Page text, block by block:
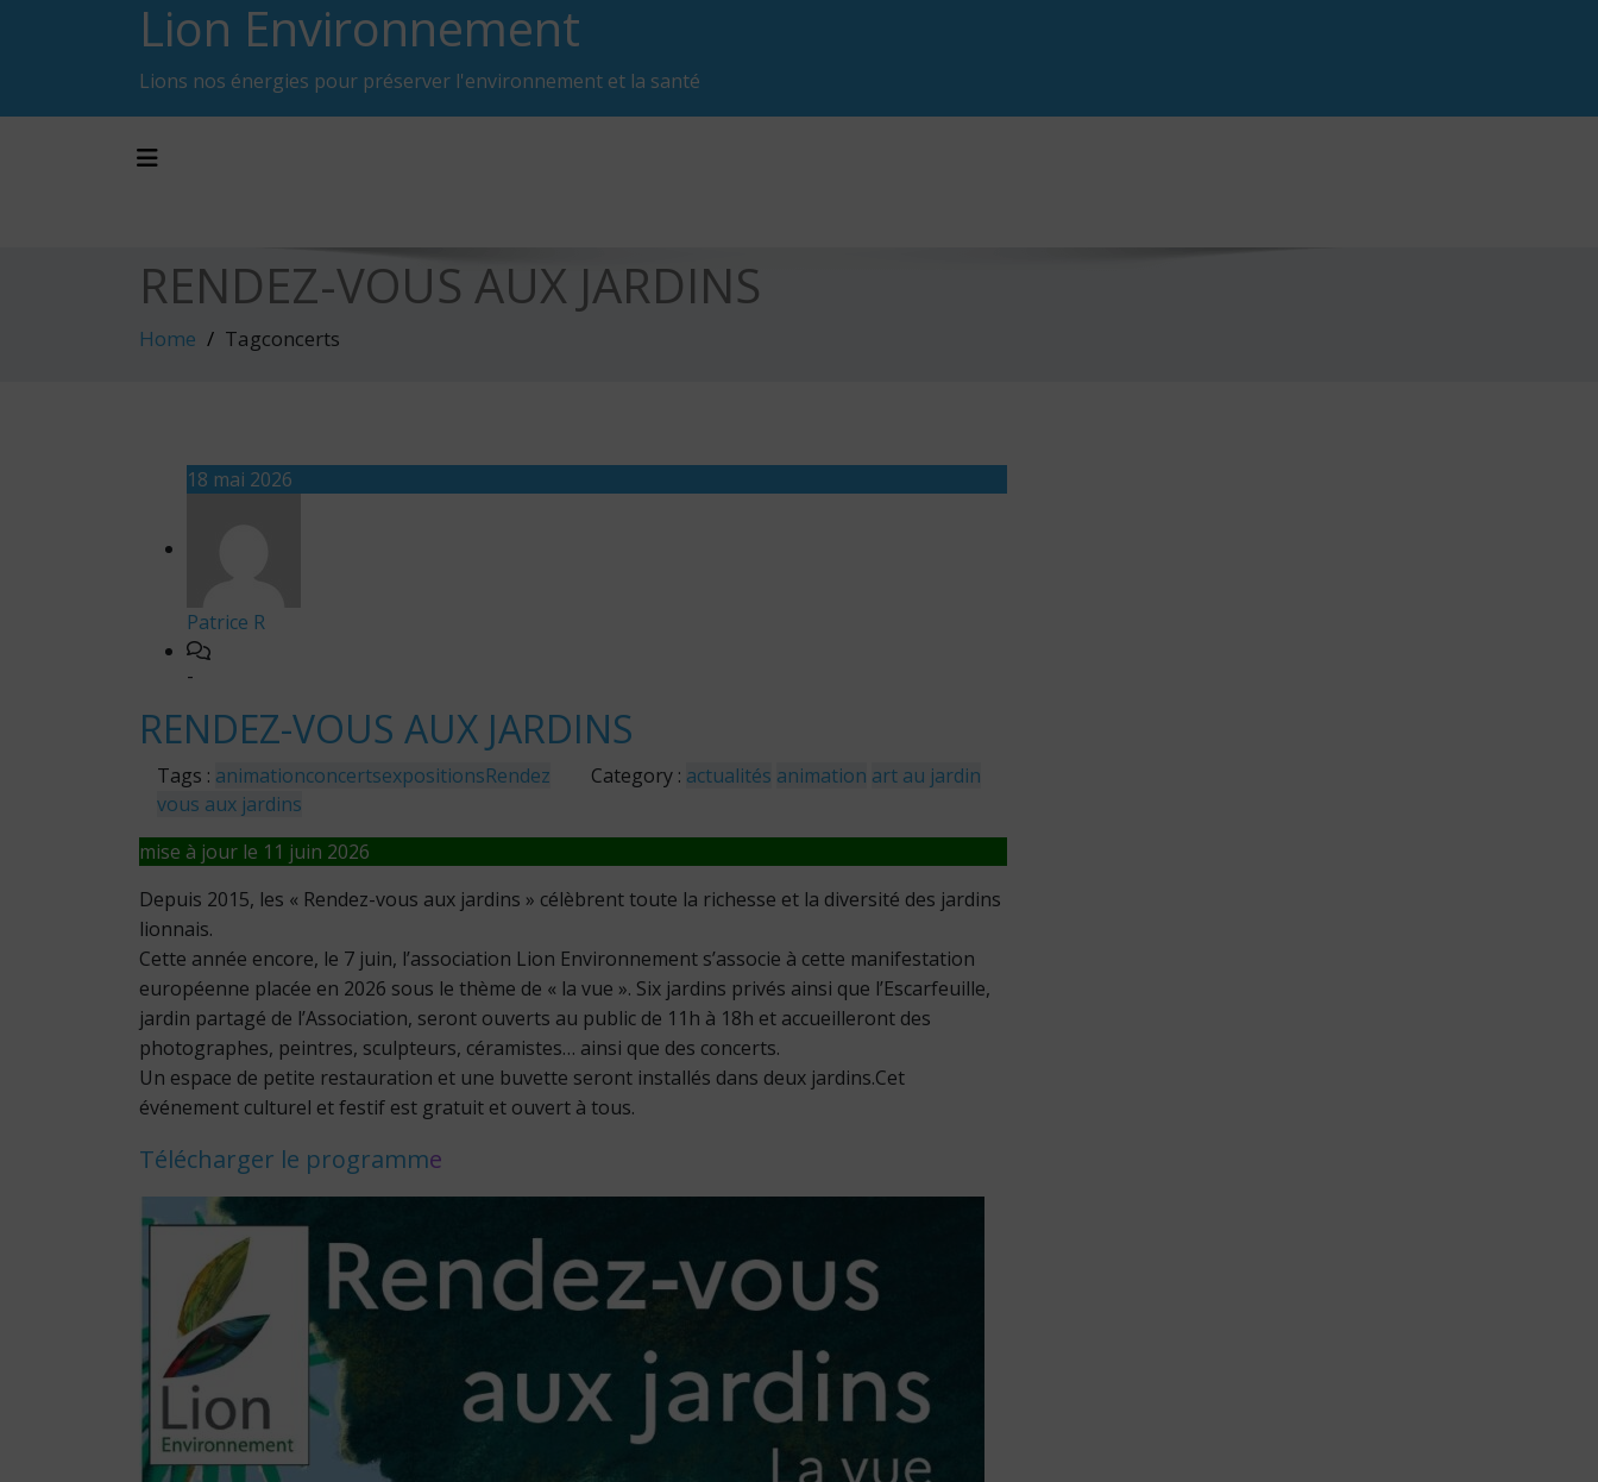
Lion Environnement
Lions nos énergies pour préserver l'environnement et la santé
Toggle navigation
RENDEZ-VOUS AUX JARDINS
Home Tagconcerts
18 mai 2026
Patrice R
-
RENDEZ-VOUS AUX JARDINS
Tags : animationconcertsexpositionsRendez
vous aux jardins
Category : actualités animation art au jardin
mise à jour le 11 juin 2026
Depuis 2015, les « Rendez-vous aux jardins » célèbrent toute la richesse et la diversité des jardins
lionnais.
Cette année encore, le 7 juin, l’association Lion Environnement s’associe à cette manifestation
européenne placée en 2026 sous le thème de « la vue ». Six jardins privés ainsi que l’Escarfeuille,
jardin partagé de l’Association, seront ouverts au public de 11h à 18h et accueilleront des
photographes, peintres, sculpteurs, céramistes… ainsi que des concerts.
Un espace de petite restauration et une buvette seront installés dans deux jardins.Cet
événement culturel et festif est gratuit et ouvert à tous.
Télécharger le programme